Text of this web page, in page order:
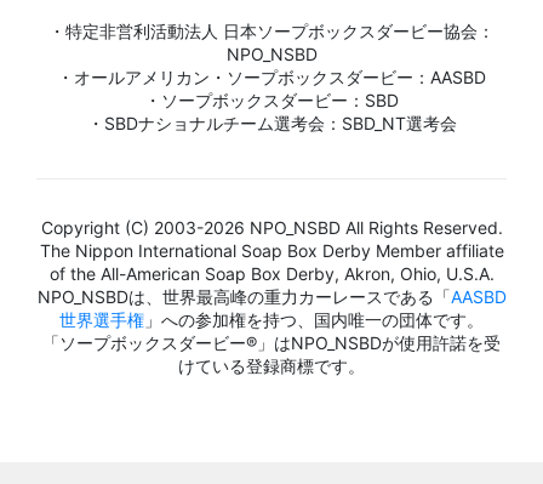
・特定非営利活動法人 日本ソープボックスダービー協会：
NPO_NSBD
・オールアメリカン・ソープボックスダービー：AASBD
・ソープボックスダービー：SBD
・SBDナショナルチーム選考会：SBD_NT選考会
Copyright (C) 2003-2026 NPO_NSBD All Rights Reserved.
The Nippon International Soap Box Derby Member affiliate
of the All-American Soap Box Derby, Akron, Ohio, U.S.A.
NPO_NSBDは、世界最高峰の重力カーレースである「AASBD
世界選手権 」への参加権を持つ、国内唯一の団体です。
「ソープボックスダービー®」はNPO_NSBDが使用許諾を受
けている登録商標です。